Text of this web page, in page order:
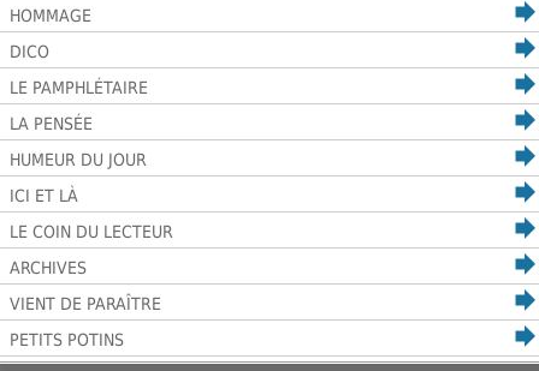
HOMMAGE
DICO
LE PAMPHLÉTAIRE
LA PENSÉE
HUMEUR DU JOUR
ICI ET LÀ
LE COIN DU LECTEUR
ARCHIVES
VIENT DE PARAÎTRE
PETITS POTINS